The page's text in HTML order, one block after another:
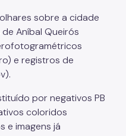
sobre a cidade
Aníbal Queirós
e registros de
por negativos PB
coloridos
e imagens já